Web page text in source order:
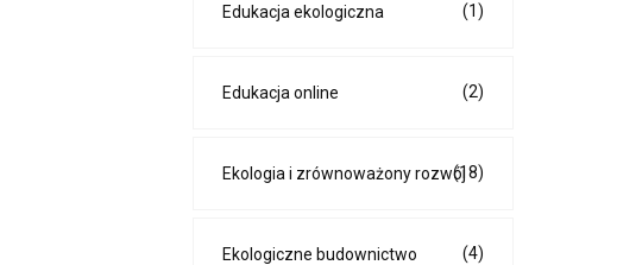
Edukacja ekologiczna (1)
Edukacja online (2)
Ekologia i zrównoważony rozwój(18)
Ekologiczne budownictwo (4)